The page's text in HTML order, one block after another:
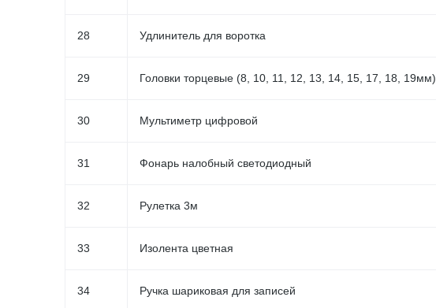
28 Удлинитель для воротка
29 Головки торцевые (8, 10, 11, 12, 13, 14, 15, 17, 18, 19мм)
30 Мультиметр цифровой
31 Фонарь налобный светодиодный
32 Рулетка 3м
33 Изолента цветная
34 Ручка шариковая для записей